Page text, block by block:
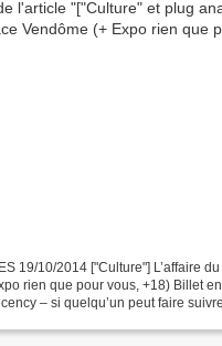
19/10/2014 ["Culture"] L’affaire
rien que pour vous, +18) Billet
– si quelqu’un peut faire